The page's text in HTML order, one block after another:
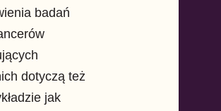
badań
dotyczą też
jak